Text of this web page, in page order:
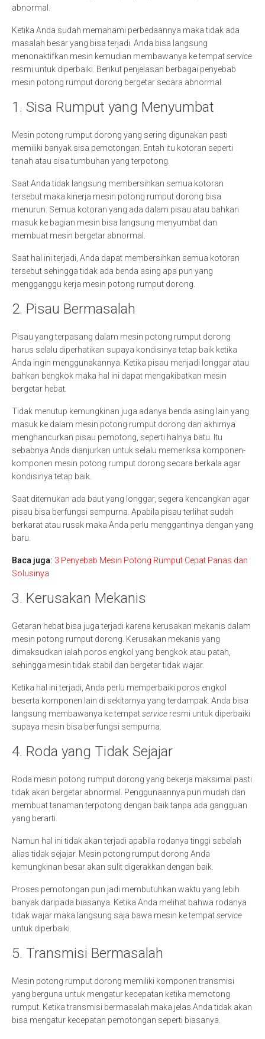
abnormal.
Ketika Anda sudah memahami perbedaannya maka tidak ada
masalah besar yang bisa terjadi. Anda bisa langsung
menonaktifkan mesin kemudian membawanya ke tempatservice
resmi untuk diperbaiki. Berikut penjelasan berbagai penyebab
mesin potong rumput dorong bergetar secara abnormal.
1. Sisa Rumput yang Menyumbat
Mesin potong rumput dorong yang sering digunakan pasti
memiliki banyak sisa pemotongan. Entah itu kotoran seperti
tanah atau sisa tumbuhan yang terpotong.
Saat Anda tidak langsung membersihkan semua kotoran
tersebut maka kinerja mesin potong rumput dorong bisa
menurun. Semua kotoran yang ada dalam pisau atau bahkan
masuk ke bagian mesin bisa langsung menyumbat dan
membuat mesin bergetar abnormal.
Saat hal ini terjadi, Anda dapat membersihkan semua kotoran
tersebut sehingga tidak ada benda asing apa pun yang
mengganggu kerja mesin potong rumput dorong.
2. Pisau Bermasalah
Pisau yang terpasang dalam mesin potong rumput dorong
harus selalu diperhatikan supaya kondisinya tetap baik ketika
Anda ingin menggunakannya. Ketika pisau menjadi longgar atau
bahkan bengkok maka hal ini dapat mengakibatkan mesin
bergetar hebat.
Tidak menutup kemungkinan juga adanya benda asing lain yang
masuk ke dalam mesin potong rumput dorong dan akhirnya
menghancurkan pisau pemotong, seperti halnya batu. Itu
sebabnya Anda dianjurkan untuk selalu memeriksa komponen-
komponen mesin potong rumput dorong secara berkala agar
kondisinya tetap baik.
Saat ditemukan ada baut yang longgar, segera kencangkan agar
pisau bisa berfungsi sempurna. Apabila pisau terlihat sudah
berkarat atau rusak maka Anda perlu menggantinya dengan yang
baru.
Baca juga: 3 Penyebab Mesin Potong Rumput Cepat Panas dan
Solusinya
3. Kerusakan Mekanis
Getaran hebat bisa juga terjadi karena kerusakan mekanis dalam
mesin potong rumput dorong. Kerusakan mekanis yang
dimaksudkan ialah poros engkol yang bengkok atau patah,
sehingga mesin tidak stabil dan bergetar tidak wajar.
Ketika hal ini terjadi, Anda perlu memperbaiki poros engkol
beserta komponen lain di sekitarnya yang terdampak. Anda bisa
langsung membawanya ke tempatservice resmi untuk diperbaiki
supaya mesin bisa berfungsi sempurna.
4. Roda yang Tidak Sejajar
Roda mesin potong rumput dorong yang bekerja maksimal pasti
tidak akan bergetar abnormal. Penggunaannya pun mudah dan
membuat tanaman terpotong dengan baik tanpa ada gangguan
yang berarti.
Namun hal ini tidak akan terjadi apabila rodanya tinggi sebelah
alias tidak sejajar. Mesin potong rumput dorong Anda
kemungkinan besar akan sulit digerakkan dengan baik.
Proses pemotongan pun jadi membutuhkan waktu yang lebih
banyak daripada biasanya. Ketika Anda melihat bahwa rodanya
tidak wajar maka langsung saja bawa mesin ke tempatservice
untuk diperbaiki.
5. Transmisi Bermasalah
Mesin potong rumput dorong memiliki komponen transmisi
yang berguna untuk mengatur kecepatan ketika memotong
rumput. Ketika transmisi bermasalah maka jelas Anda tidak akan
bisa mengatur kecepatan pemotongan seperti biasanya.